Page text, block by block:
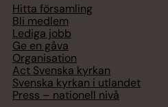
Hitta församling
Bli medlem
Lediga jobb
Ge en gåva
Organisation
Act Svenska kyrkan
Svenska kyrkan i utlandet
Press – nationell nivå